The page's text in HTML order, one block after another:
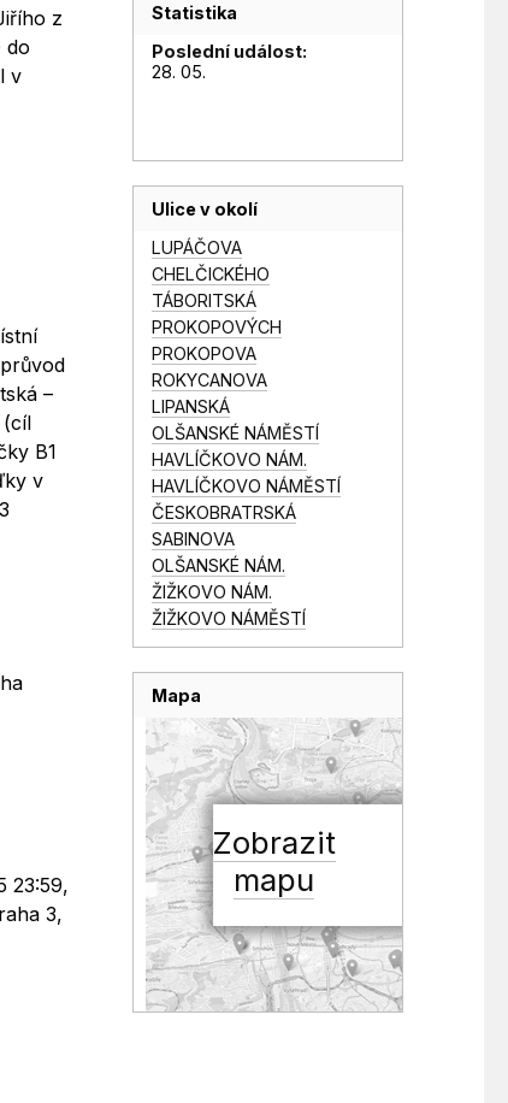
z
do
v
–
(cíl
B1
v
23:59,
3,
Statistika
Poslední událost:
28. 05.
Ulice v okolí
LUPÁČOVA
CHELČICKÉHO
TÁBORITSKÁ
PROKOPOVÝCH
PROKOPOVA
ROKYCANOVA
LIPANSKÁ
OLŠANSKÉ NÁMĚSTÍ
HAVLÍČKOVO NÁM.
HAVLÍČKOVO NÁMĚSTÍ
ČESKOBRATRSKÁ
SABINOVA
OLŠANSKÉ NÁM.
ŽIŽKOVO NÁM.
ŽIŽKOVO NÁMĚSTÍ
Mapa
Zobrazit
mapu